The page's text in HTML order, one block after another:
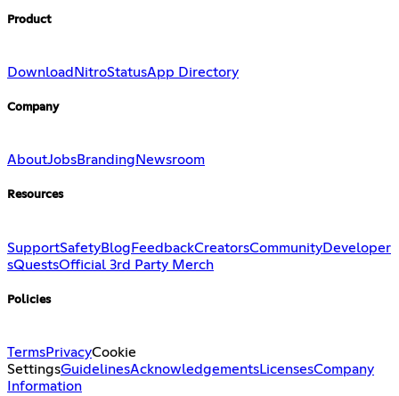
Product
Download NitroStatusApp Directory
Company
AboutJobsBranding Newsroom
Resources
SupportSafetyBlog FeedbackCreatorsCommunityDeveloper
sQuestsOfficial 3rd Party Merch
Policies
TermsPrivacyCookie
SettingsGuidelinesAcknowledgementsLicensesCompany
Information